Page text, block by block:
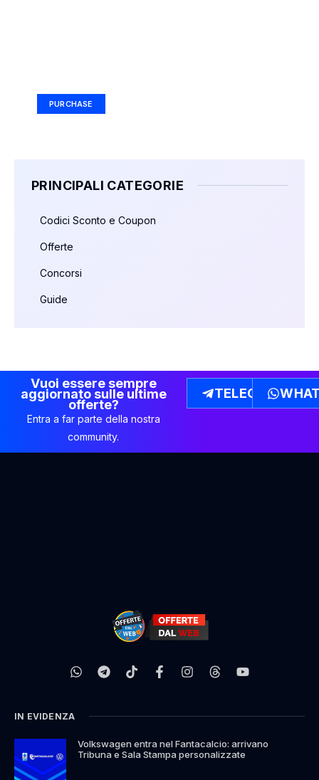
PURCHASE
PRINCIPALI CATEGORIE
Codici Sconto e Coupon
Offerte
Concorsi
Guide
Vuoi essere sempre
aggiornato sulle ultime
offerte?
Entra a far parte della nostra
community.
TELEGRAM
IN EVIDENZA
Volkswagen entra nel Fantacalcio: arrivano
Tribuna e Sala Stampa personalizzate